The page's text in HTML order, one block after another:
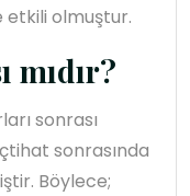
olmuştur.
mıdır?
sonrası
sonrasında
Böylece;